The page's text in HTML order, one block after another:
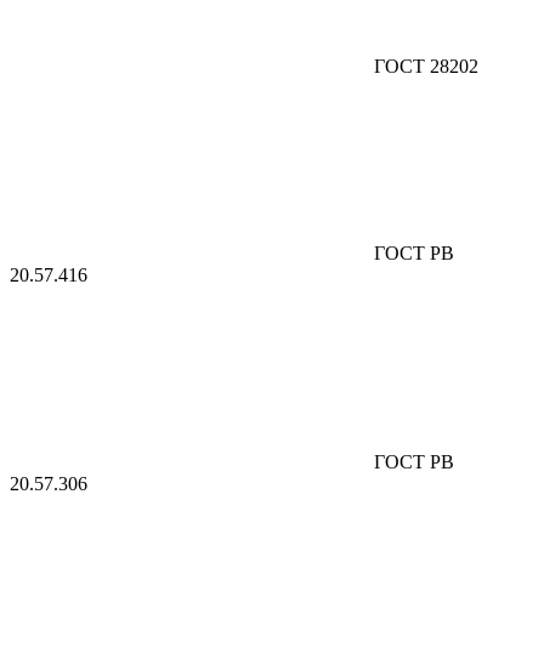
ГОСТ 28202
ГОСТ РВ
20.57.416
ГОСТ РВ
20.57.306